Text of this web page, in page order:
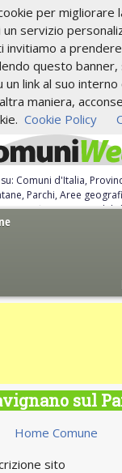
per migliorare
servizio
invitiamo a
questo
un link al suo
maniera,
Cookie Policy
Comuni d'Italia,
Parchi, Aree
sul
Home Comune
sito